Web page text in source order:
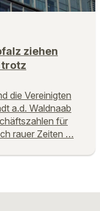
ziehen
trotz
die Vereinigten
a.d. Waldnaab
für
rauer Zeiten …